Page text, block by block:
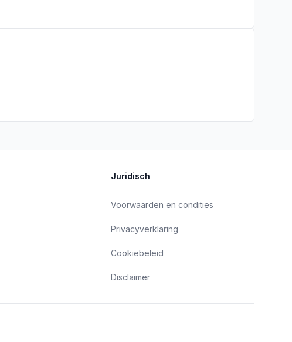
Juridisch
Voorwaarden en condities
Privacyverklaring
Cookiebeleid
Disclaimer